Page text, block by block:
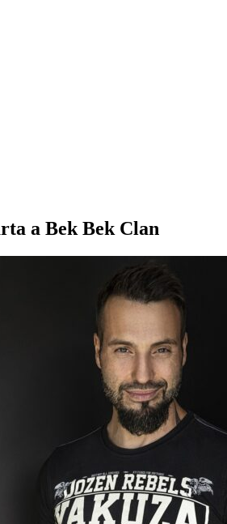
a Bek Bek Clan